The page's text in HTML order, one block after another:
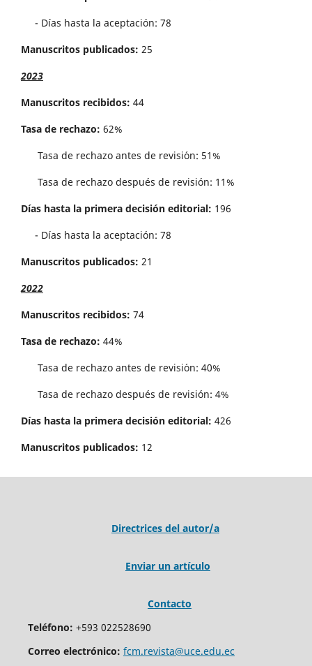
- Días hasta la aceptación: 78
Manuscritos publicados: 25
2023
Manuscritos recibidos: 44
Tasa de rechazo: 62%
Tasa de rechazo antes de revisi´on: 51%
Tasa de rechazo después de revisión: 11%
Días hasta la primera decisión editorial: 196
- Días hasta la aceptación: 78
Manuscritos publicados: 21
2022
Manuscritos recibidos: 74
Tasa de rechazo: 44%
Tasa de rechazo antes de revisi´on: 40%
Tasa de rechazo después de revisión: 4%
Días hasta la primera decisión editorial: 426
Manuscritos publicados: 12
Directrices del autor/a
Enviar un artículo
Contacto
Teléfono: +593 022528690
Correo electrónico: fcm.revista@uce.edu.ec